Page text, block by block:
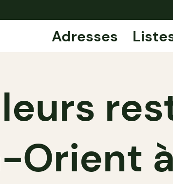
Adresses
Orient